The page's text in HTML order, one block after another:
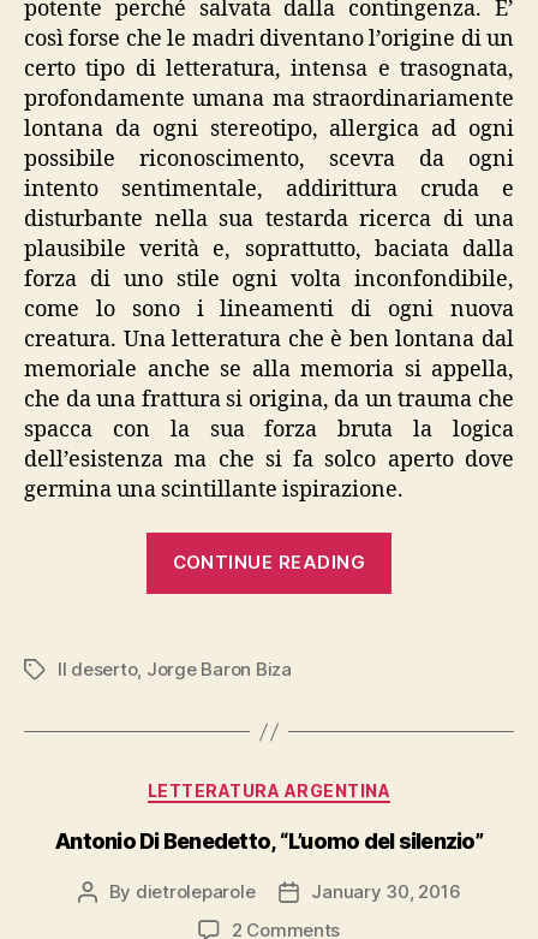
potente perché salvata dalla contingenza. E’
così forse che le madri diventano l’origine di un
certo tipo di letteratura, intensa e trasognata,
profondamente umana ma straordinariamente
lontana da ogni stereotipo, allergica ad ogni
possibile riconoscimento, scevra da ogni
intento sentimentale, addirittura cruda e
disturbante nella sua testarda ricerca di una
plausibile verità e, soprattutto, baciata dalla
forza di uno stile ogni volta inconfondibile,
come lo sono i lineamenti di ogni nuova
creatura. Una letteratura che è ben lontana dal
memoriale anche se alla memoria si appella,
che da una frattura si origina, da un trauma che
spacca con la sua forza bruta la logica
dell’esistenza ma che si fa solco aperto dove
germina una scintillante ispirazione.
CONTINUE READING
TagsIl deserto, Jorge Baron Biza
Categories
LETTERATURA ARGENTINA
Antonio Di Benedetto, “L’uomo del silenzio”
Post
By dietroleparole
PostJanuary 30, 2016
2 Commentson